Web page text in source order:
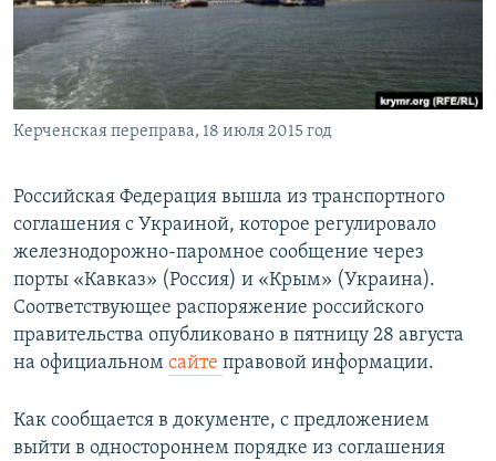
ПОБЕДИТЕЛЕЙ НЕ СУДЯТ?
КРЫМ.НЕПОКОРЕННЫЙ
ELIFBE
УКРАИНСКАЯ ПРОБЛЕМА КРЫМА
ПРИСОЕДИНЯЙТЕСЬ!
Керченская переправа, 18 июля 2015 год
​Российская Федерация вышла из транспортного
соглашения с Украиной, которое регулировало
железнодорожно-паромное сообщение через
порты «Кавказ» (Россия) и «Крым» (Украина).
Соответствующее распоряжение российского
правительства опубликовано в пятницу 28 августа
на официальном сайте правовой информации.
Как сообщается в документе, с предложением
выйти в одностороннем порядке из соглашения